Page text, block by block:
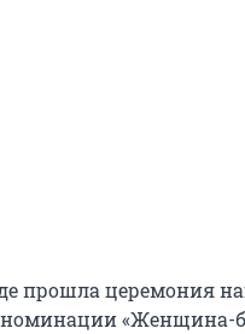
прошла церемония
номинации «Женщина-